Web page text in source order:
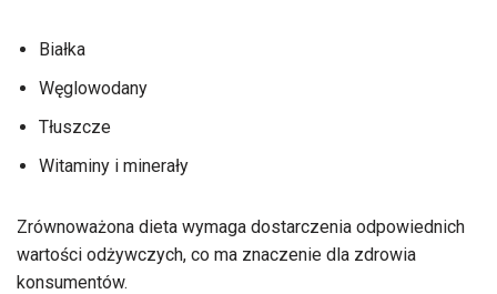
Białka
Węglowodany
Tłuszcze
Witaminy i minerały
Zrównoważona dieta wymaga dostarczenia odpowiednich
wartości odżywczych, co ma znaczenie dla zdrowia
konsumentów.